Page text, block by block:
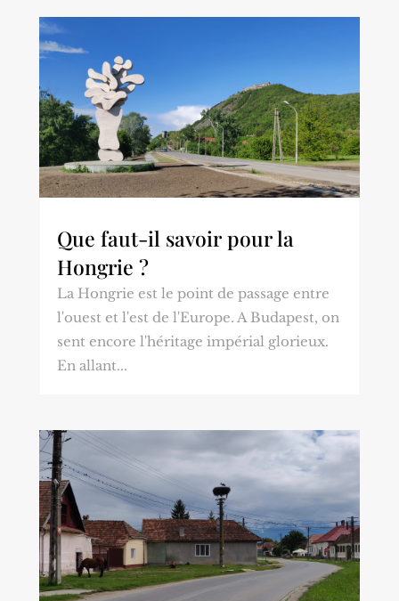
Que faut-il savoir pour la
Hongrie ?
La Hongrie est le point de passage entre
l'ouest et l'est de l'Europe. A Budapest, on
sent encore l'héritage impérial glorieux.
En allant...